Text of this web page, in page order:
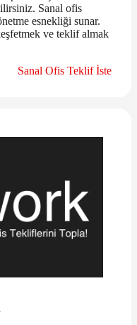
Sanal ofis
esnekliği sunar.
ve teklif almak
Sanal Ofis Teklif İste